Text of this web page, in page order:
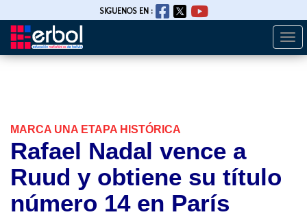
Pasar
SIGUENOS EN :
MARCA UNA ETAPA HISTÓRICA
Rafael Nadal vence a
Ruud y obtiene su título
número 14 en París